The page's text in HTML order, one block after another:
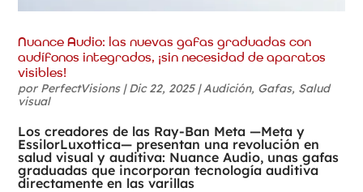
Nuance Audio: las nuevas gafas graduadas con
audífonos integrados, ¡sin necesidad de aparatos
visibles!
por PerfectVisions|Dic 22, 2025|Audición, Gafas, Salud
visual
Los creadores de las Ray-Ban Meta —Meta y
EssilorLuxottica— presentan una revolución en
salud visual y auditiva: Nuance Audio, unas gafas
graduadas que incorporan tecnología auditiva
directamente en las varillas